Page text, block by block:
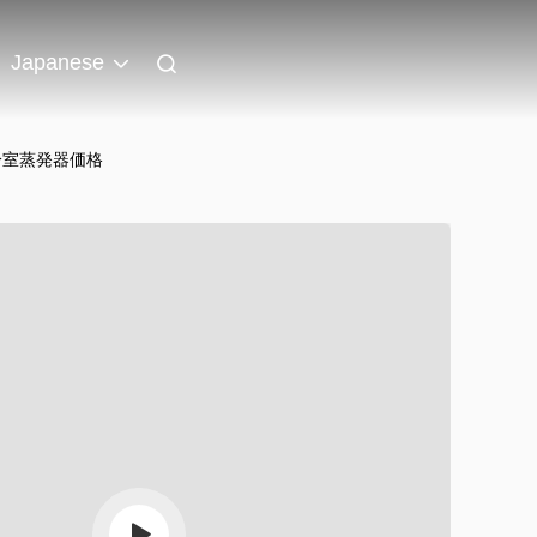
Japanese
蒸発器価格